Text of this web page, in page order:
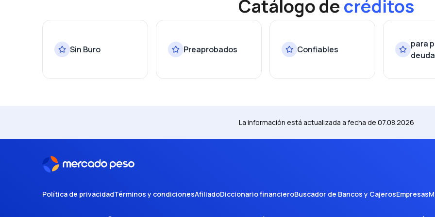
Catálogo decréditos
Sin Buro Preaprobados Confiables
para
La información está actualizada a fecha de 07.08.2026
Política de privacidadTérminos y condicionesAfiliadoDiccionario financieroBuscador de Bancos y CajerosEmpresas